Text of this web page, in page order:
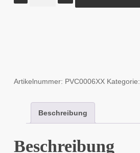
Artikelnummer: PVC0006XX Kategorie:
Beschreibung
Beschreibung